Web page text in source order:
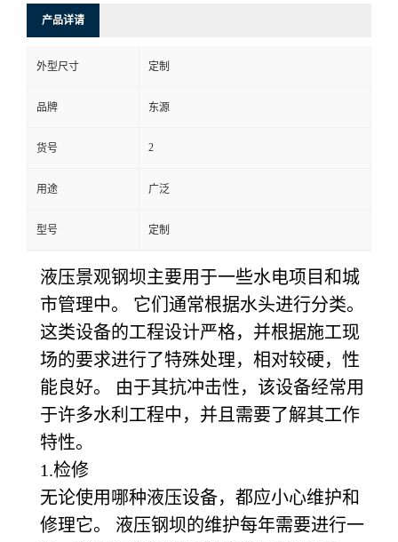
产品详请
外型尺寸 定制
品牌 东源
货号 2
用途 广泛
型号 定制
液压景观钢坝主要用于一些水电项目和城
市管理中。 它们通常根据水头进行分类。
这类设备的工程设计严格，并根据施工现
场的要求进行了特殊处理，相对较硬，性
能良好。 由于其抗冲击性，该设备经常用
于许多水利工程中，并且需要了解其工作
特性。
1.检修
无论使用哪种液压设备，都应小心维护和
修理它。 液压钢坝的维护每年需要进行一